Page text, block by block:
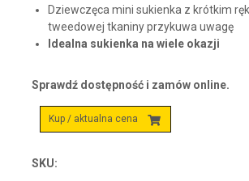
Dziewczęca mini sukienka z krótkim
tweedowej tkaniny przykuwa uwagę
Idealna sukienka na wiele okazji
Sprawdź dostępność i zamów online.
Kup / aktualna cena
SKU: